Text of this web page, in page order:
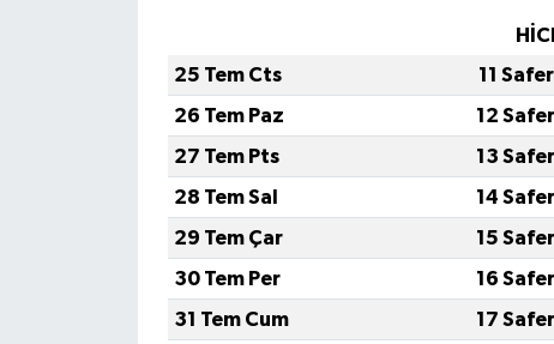
25 Tem Cts
11
26 Tem Paz
12
27 Tem Pts
13
28 Tem Sal
14
29 Tem Çar
15
30 Tem Per
16
31 Tem Cum
17